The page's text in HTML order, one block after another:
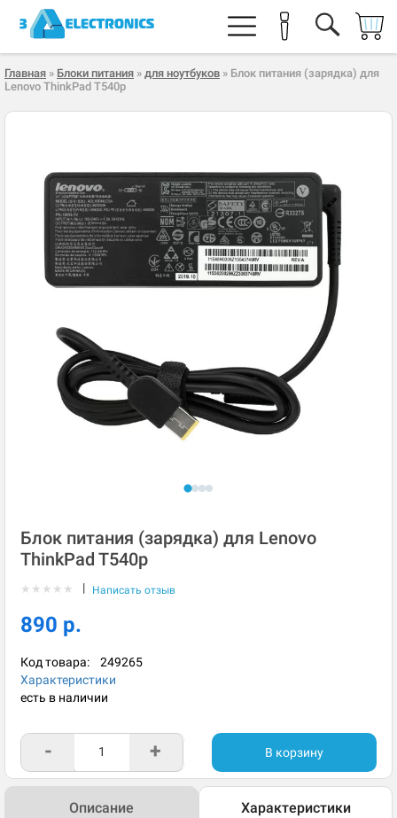
Главная » Блоки питания » для ноутбуков » Блок питания (зарядка) для
Lenovo ThinkPad T540p
Блок питания (зарядка) для Lenovo
ThinkPad T540p
★ ★ ★ ★ ★ | Написать отзыв
890 р.
Код товара: 249265
Характеристики
есть в наличии
- + В корзину
Описание Характеристики